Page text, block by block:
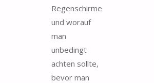
Regenschirme
und worauf
man
unbedingt
achten sollte,
bevor man